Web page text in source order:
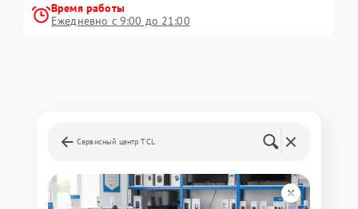
Время работы
Ежедневно с 9:00 до 21:00
Сервисный центр TCL